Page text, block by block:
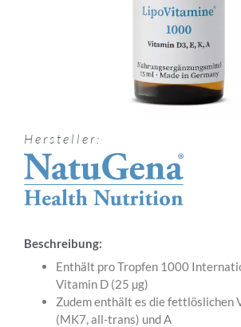
Hersteller:
Beschreibung:
Enthält pro Tropfen 1000
Vitamin D (25 µg)
Zudem enthält es die fettlöslichen
(MK7, all-trans) und A